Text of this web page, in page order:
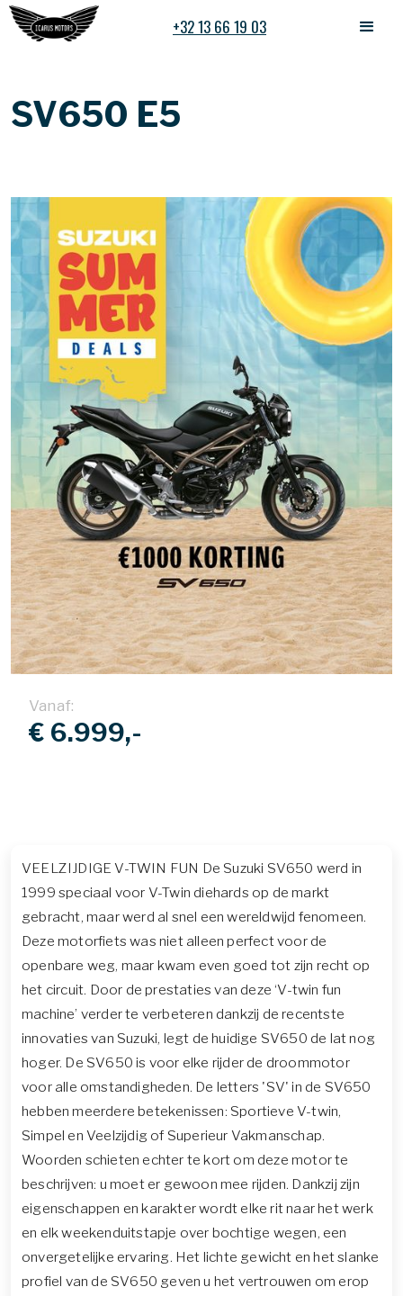
+32 13 66 19 03
SV650 E5
Vanaf:
€ 6.999,-
VEELZIJDIGE V-TWIN FUN De Suzuki SV650 werd in
1999 speciaal voor V-Twin diehards op de markt
gebracht, maar werd al snel een wereldwijd fenomeen.
Deze motorfiets was niet alleen perfect voor de
openbare weg, maar kwam even goed tot zijn recht op
het circuit. Door de prestaties van deze ‘V-twin fun
machine’ verder te verbeteren dankzij de recentste
innovaties van Suzuki, legt de huidige SV650 de lat nog
hoger. De SV650 is voor elke rijder de droommotor
voor alle omstandigheden. De letters 'SV' in de SV650
hebben meerdere betekenissen: Sportieve V-twin,
Simpel en Veelzijdig of Superieur Vakmanschap.
Woorden schieten echter te kort om deze motor te
beschrijven: u moet er gewoon mee rijden. Dankzij zijn
eigenschappen en karakter wordt elke rit naar het werk
en elk weekenduitstapje over bochtige wegen, een
onvergetelijke ervaring. Het lichte gewicht en het slanke
profiel van de SV650 geven u het vertrouwen om erop